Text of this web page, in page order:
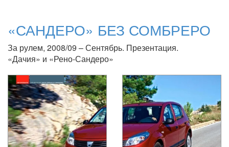
«САНДЕРО» БЕЗ СОМБРЕРО
За рулем, 2008/09 – Сентябрь. Презентация.
«Дачия» и «Рено-Сандеро»